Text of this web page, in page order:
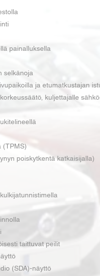
painalluksella
selkänoja
ja etumatkustajan
kuljettajalle
(TPMS)
poiskytkentä katkaisijalla)
taittuvat peilit
(SDA)-näyttö